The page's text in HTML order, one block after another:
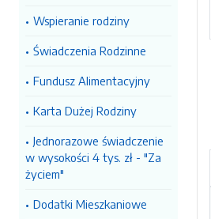
Wspieranie rodziny
Świadczenia Rodzinne
Fundusz Alimentacyjny
Karta Dużej Rodziny
Jednorazowe świadczenie
w wysokości 4 tys. zł - "Za
życiem"
Dodatki Mieszkaniowe